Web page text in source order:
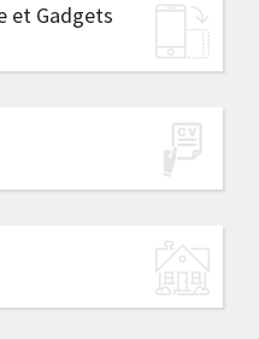
et Gadgets